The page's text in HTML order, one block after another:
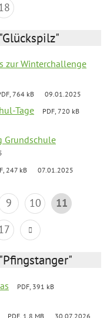
zur Winterchallenge
764 kB 09.01.2025
Tage
PDF, 720 kB
Grundschule
247 kB 07.01.2025
9 10
11
PDF, 391 kB
PDF, 1.8 MB 30.07.2026